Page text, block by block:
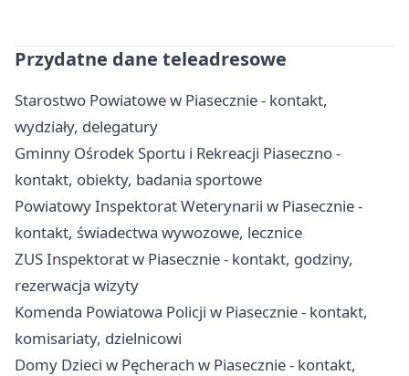
Przydatne dane teleadresowe
Starostwo Powiatowe w Piasecznie - kontakt,
wydziały, delegatury
Gminny Ośrodek Sportu i Rekreacji Piaseczno -
kontakt, obiekty, badania sportowe
Powiatowy Inspektorat Weterynarii w Piasecznie -
kontakt, świadectwa wywozowe, lecznice
ZUS Inspektorat w Piasecznie - kontakt, godziny,
rezerwacja wizyty
Komenda Powiatowa Policji w Piasecznie - kontakt,
komisariaty, dzielnicowi
Domy Dzieci w Pęcherach w Piasecznie - kontakt,